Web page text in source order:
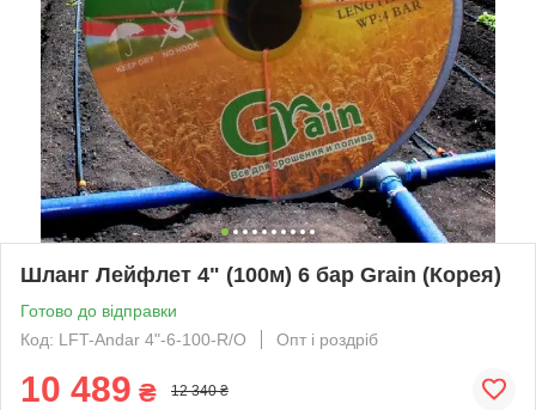
Шланг Лейфлет 4" (100м) 6 бар Grain (Корея)
Готово до відправки
Код: LFT-Andar 4"-6-100-R/O
Опт і роздріб
10 489 ₴ 12 340 ₴